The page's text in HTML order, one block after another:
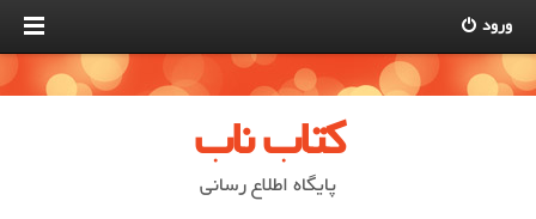
ورود
کتاب ناب
پایگاه اطلاع رسانی